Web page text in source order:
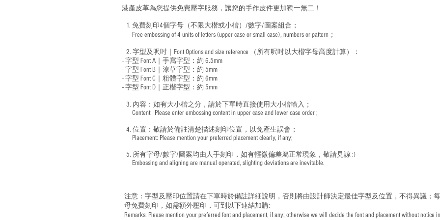
港產皮革為您提供免費壓字服務，讓您的手作皮件更加獨一無二！
1. 免費刻印4個字母（不限大楷或小楷）/數字/圖案組合；
Free embossing of 4 units of letters (upper case or small case), numbers or pattern；
2. 字型及呎吋｜ Font Options and size reference
（所有呎吋以大楷字母高度計算）：
-- 字型 Font A｜手寫字型：約 6.5mm
-- 字型 Font B｜潦草字型： 約 5mm
-- 字型 Font C｜粗體字型：約 6mm
-- 字型 Font D｜正楷字型： 約 5mm
3. 內容：如有大小楷之分，請於下單時直接使用大小楷輸入；
​ Content: Please enter embossing content in upper case and lower case order ;
4. 位置：敬請於備註清楚描述刻印位置，以免產生誤會；
​ Placement: Please mention your preferred placement clearly, if any;
5. 所有字母/數字/圖案均由人手刻印，如有輕微偏差屬正常現象，敬請見諒 :)
​ Embossing and aligning are manual operated, slighting deviations are inevitable.
注意：字型及壓印位置請在下單時於備註詳細說明，否則將由設計師決定最佳字型及位置，不得異議；
母免費刻印，如需額外壓印，可到以下連結加購:
Remarks: Please mention your preferred font and placement, if any; otherwise we will decide the font and placement without notice